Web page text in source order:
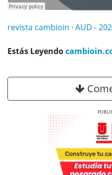
revista cambioin · AUD -
Estás Leyendo